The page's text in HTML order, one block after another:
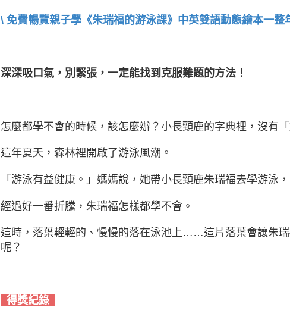
\ 免費暢覽親子學《朱瑞福的游泳課》中英雙語動態繪本一整
深深吸口氣，別緊張，一定能找到克服難題的方法！
怎麼都學不會的時候，該怎麼辦？小長頸鹿的字典裡，沒有
這年夏天，森林裡開啟了游泳風潮。
「游泳有益健康。」媽媽說，她帶小長頸鹿朱瑞福去學游
經過好一番折騰，朱瑞福怎樣都學不會。
這時，落葉輕輕的、慢慢的落在泳池上……這片落葉會讓朱
呢？
得獎紀錄